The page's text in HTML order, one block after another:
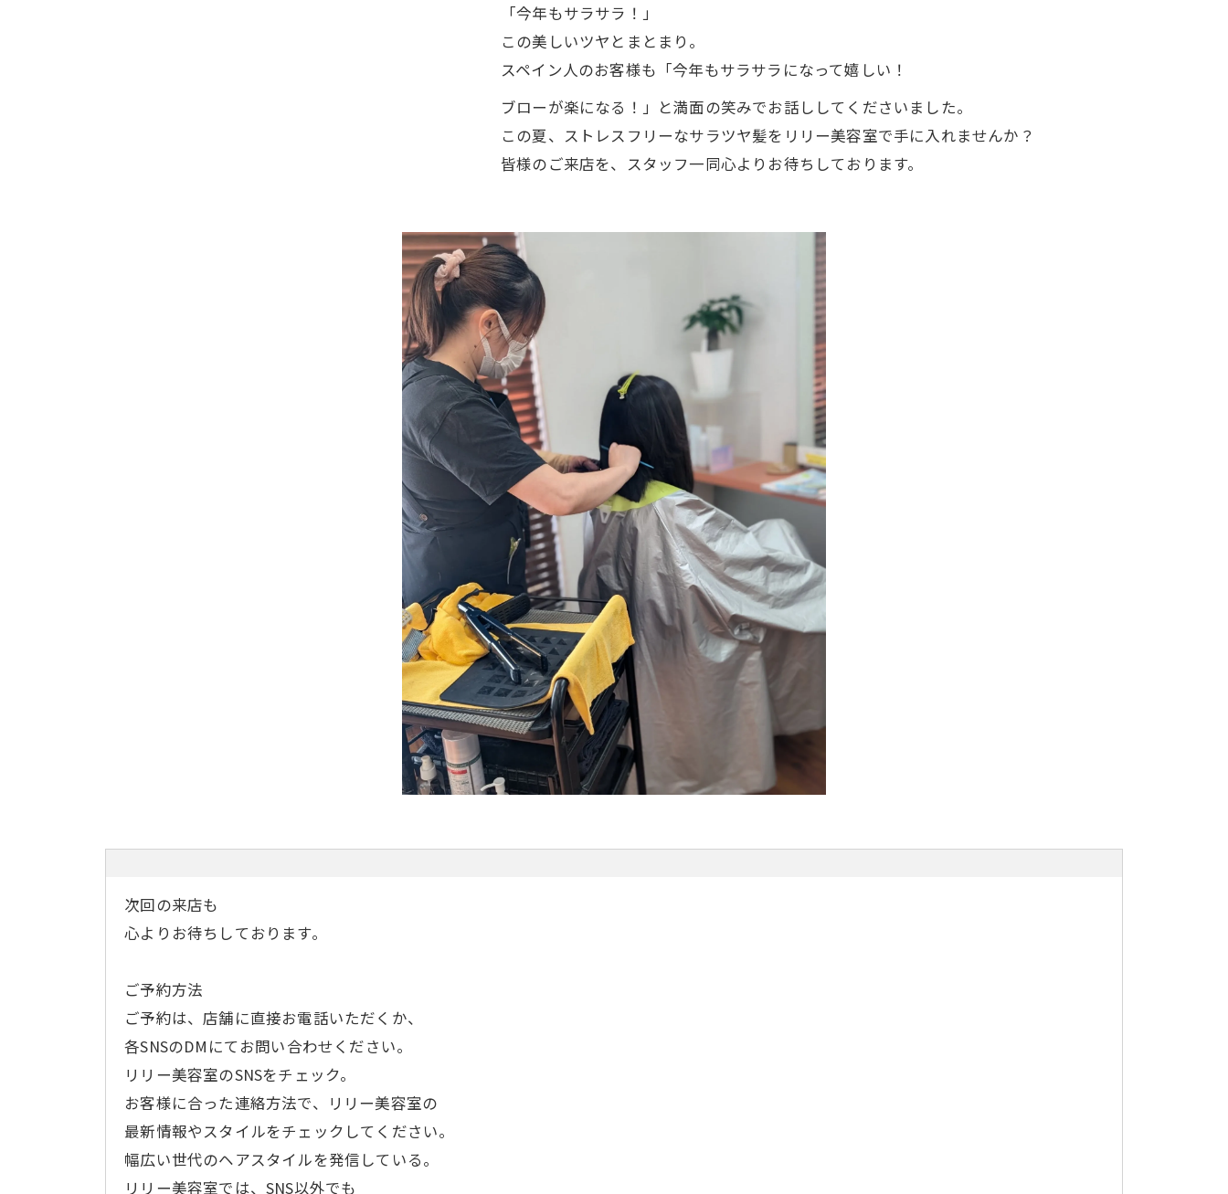
「今年もサラサラ！」
この美しいツヤとまとまり。
スペイン人のお客様も「今年もサラサラになって嬉しい！
ブローが楽になる！」と満面の笑みでお話ししてくださいました。
この夏、ストレスフリーなサラツヤ髪をリリー美容室で手に入れませんか？
皆様のご来店を、スタッフ一同心よりお待ちしております。
次回の来店も
心よりお待ちしております。
ご予約方法
ご予約は、店舗に直接お電話いただくか、
各SNSのDMにてお問い合わせください。
リリー美容室のSNSをチェック。
お客様に合った連絡方法で、リリー美容室の
最新情報やスタイルをチェックしてください。
幅広い世代のヘアスタイルを発信している。
リリー美容室では、SNS以外でも